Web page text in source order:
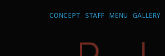
CONCEPT STAFF MENU GALLERY